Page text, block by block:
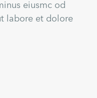
eiusmc od
labore et dolore